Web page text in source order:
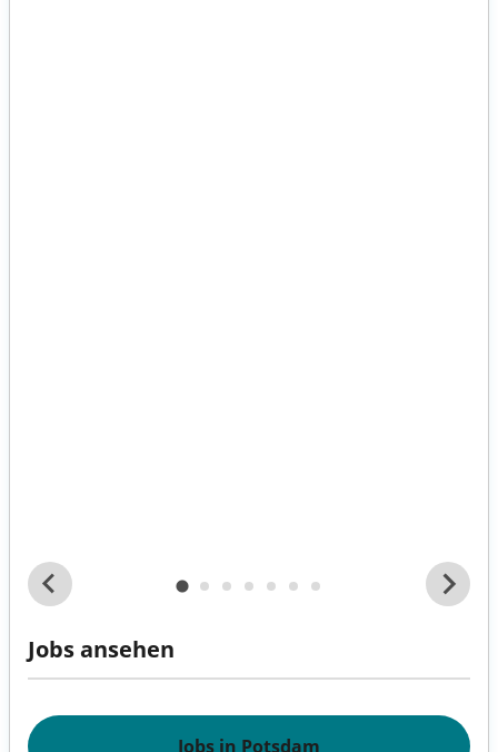
Jobs ansehen
Jobs in Potsdam